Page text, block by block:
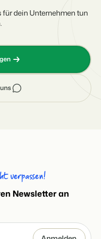
für dein Unternehmen tun
verpassen!
Newsletter an